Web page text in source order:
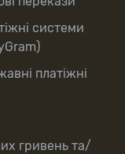
системи
платіжні
гривень та/